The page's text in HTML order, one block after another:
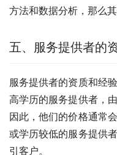
方法和数据分析，那么
五、服务提供者的
服务提供者的资质和经
高学历的服务提供者，
因此，他们的价格通常
或学历较低的服务提供
引客户。